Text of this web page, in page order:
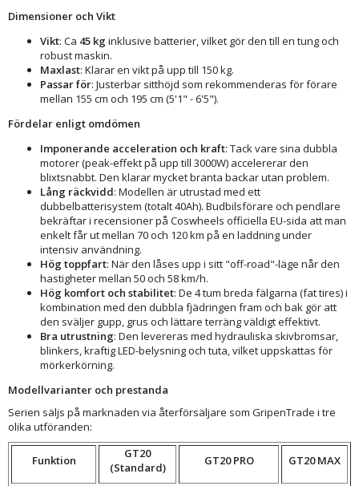
Dimensioner och Vikt
Vikt: Ca 45 kg inklusive batterier, vilket gör den till en tung och
robust maskin.
Maxlast: Klarar en vikt på upp till 150 kg.
Passar för: Justerbar sitthöjd som rekommenderas för förare
mellan 155 cm och 195 cm (5'1" - 6'5").
Fördelar enligt omdömen
Imponerande acceleration och kraft: Tack vare sina dubbla
motorer (peak-effekt på upp till 3000W) accelererar den
blixtsnabbt. Den klarar mycket branta backar utan problem.
Lång räckvidd: Modellen är utrustad med ett
dubbelbatterisystem (totalt 40Ah). Budbilsförare och pendlare
bekräftar i recensioner på Coswheels officiella EU-sida att man
enkelt får ut mellan 70 och 120 km på en laddning under
intensiv användning.
Hög toppfart: När den låses upp i sitt "off-road"-läge når den
hastigheter mellan 50 och 58 km/h.
Hög komfort och stabilitet: De 4 tum breda fälgarna (fat tires) i
kombination med den dubbla fjädringen fram och bak gör att
den sväljer gupp, grus och lättare terräng väldigt effektivt.
Bra utrustning: Den levereras med hydrauliska skivbromsar,
blinkers, kraftig LED-belysning och tuta, vilket uppskattas för
mörkerkörning.
Modellvarianter och prestanda
Serien säljs på marknaden via återförsäljare som GripenTrade i tre
olika utföranden:
Funktion
GT20
(Standard)
GT20 PRO GT20 MAX